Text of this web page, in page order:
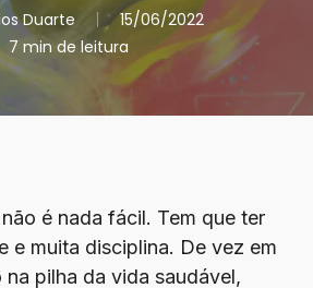
Duarte
15/06/2022
7 min de leitura
é nada fácil. Tem que ter
e muita disciplina. De vez em
pilha da vida saudável,